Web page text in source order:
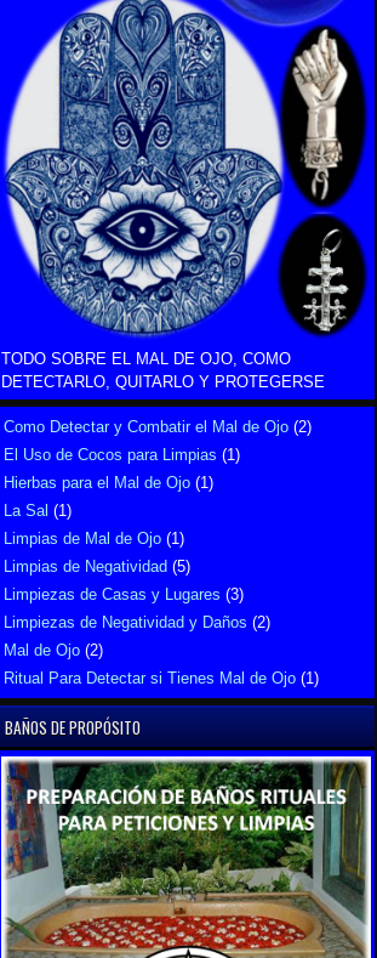
TODO SOBRE EL MAL DE OJO, COMO
DETECTARLO, QUITARLO Y PROTEGERSE
Como Detectar y Combatir el Mal de Ojo (2)
El Uso de Cocos para Limpias (1)
Hierbas para el Mal de Ojo (1)
La Sal (1)
Limpias de Mal de Ojo (1)
Limpias de Negatividad (5)
Limpiezas de Casas y Lugares (3)
Limpiezas de Negatividad y Daños (2)
Mal de Ojo (2)
Ritual Para Detectar si Tienes Mal de Ojo (1)
BAÑOS DE PROPÓSITO